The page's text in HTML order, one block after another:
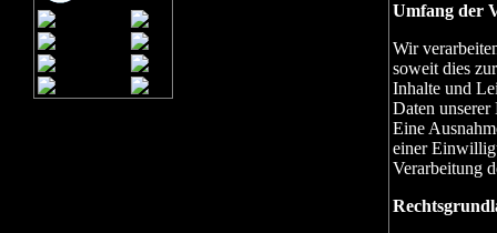
Umfang der
Wir
soweit dies
Inhalte und
Daten
Eine
einer
Verarbeitung